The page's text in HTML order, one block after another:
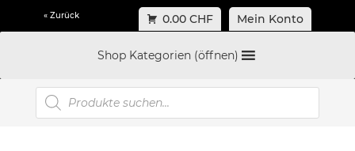
« Zurück 0.00 CHF Mein Konto
Shop Kategorien (öffnen)
Products
search